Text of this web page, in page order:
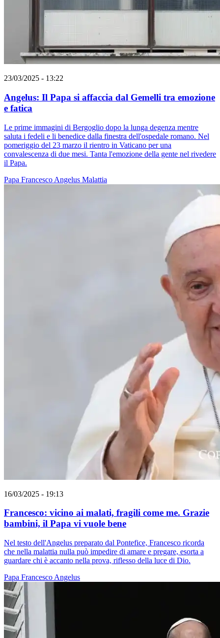
23/03/2025 - 13:22
Angelus: Il Papa si affaccia dal Gemelli tra emozione
e fatica
Le prime immagini di Bergoglio dopo la lunga degenza mentre
saluta i fedeli e li benedice dalla finestra dell'ospedale romano. Nel
pomeriggio del 23 marzo il rientro in Vaticano per una
convalescenza di due mesi. Tanta l'emozione della gente nel rivedere
il Papa.
Papa Francesco Angelus Malattia
16/03/2025 - 19:13
Francesco: vicino ai malati, fragili come me. Grazie
bambini, il Papa vi vuole bene
Nel testo dell'Angelus preparato dal Pontefice, Francesco ricorda
che nella malattia nulla può impedire di amare e pregare, esorta a
guardare chi è accanto nella prova, riflesso della luce di Dio.
Papa Francesco Angelus